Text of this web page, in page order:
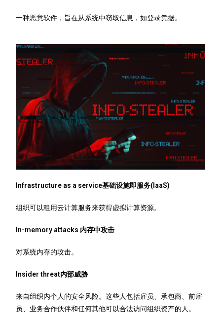
一种恶意软件，旨在从系统中窃取信息，如登录凭据。
Infrastructure as a service基础设施即服务(IaaS)
组织可以租用云计算服务来获得虚拟计算资源。
In-memory attacks 内存中攻击
对系统内存的攻击。
Insider threat内部威胁
来自组织内个人的安全风险。这些人包括雇员、承包商、前雇
员、业务合作伙伴和任何其他可以合法访问组织资产的人。